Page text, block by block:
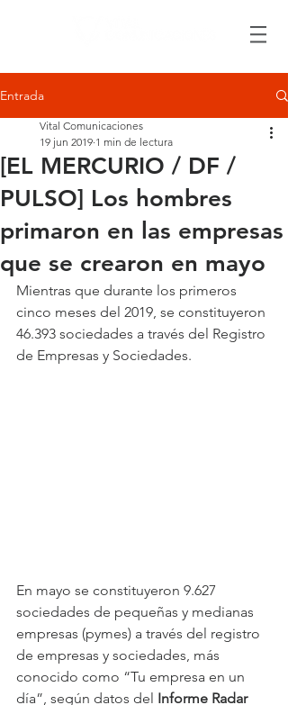
Entrada
[EL MERCURIO / DF /
PULSO] Los hombres
primaron en las empresas
que se crearon en mayo
Vital Comunicaciones
19 jun 2019 1 min de lectura
Mientras que durante los primeros
cinco meses del 2019, se constituyeron
46.393 sociedades a través del Registro
de Empresas y Sociedades.
En mayo se constituyeron 9.627
sociedades de pequeñas y medianas
empresas (pymes) a través del registro
de empresas y sociedades, más
conocido como “Tu empresa en un
día”, según datos del Informe Radar